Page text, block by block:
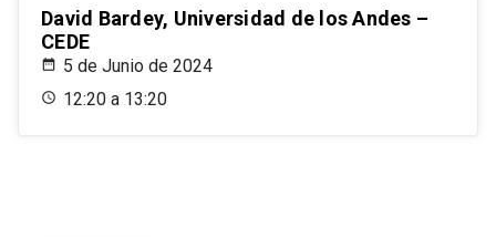
David Bardey, Universidad de los Andes –
CEDE
5 de Junio de 2024
12:20 a 13:20